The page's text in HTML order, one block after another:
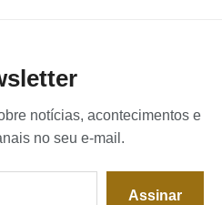
notícias, acontecimentos e
no seu e-mail.
Assinar